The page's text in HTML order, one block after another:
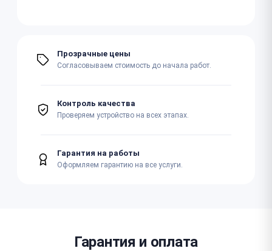
Прозрачные цены
Согласовываем стоимость до начала работ.
Контроль качества
Проверяем устройство на всех этапах.
Гарантия на работы
Оформляем гарантию на все услуги.
Гарантия и оплата